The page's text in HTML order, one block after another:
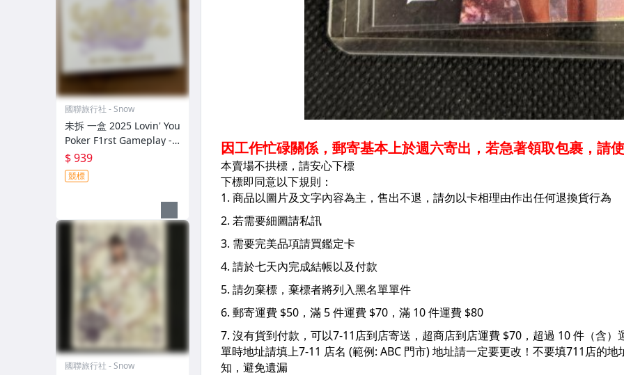
國聯旅行社 - Snow
未拆 一盒 2025 Lovin' You
Poker F1rst Gameplay -1
[SS81]
$ 939
競標
國聯旅行社 - Snow